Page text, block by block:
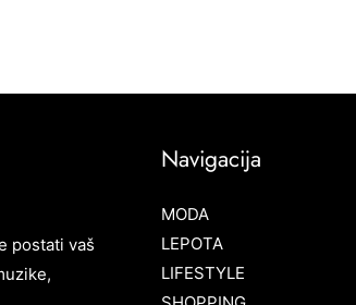
postati vaš
Navigacija
MODA
LEPOTA
LIFESTYLE